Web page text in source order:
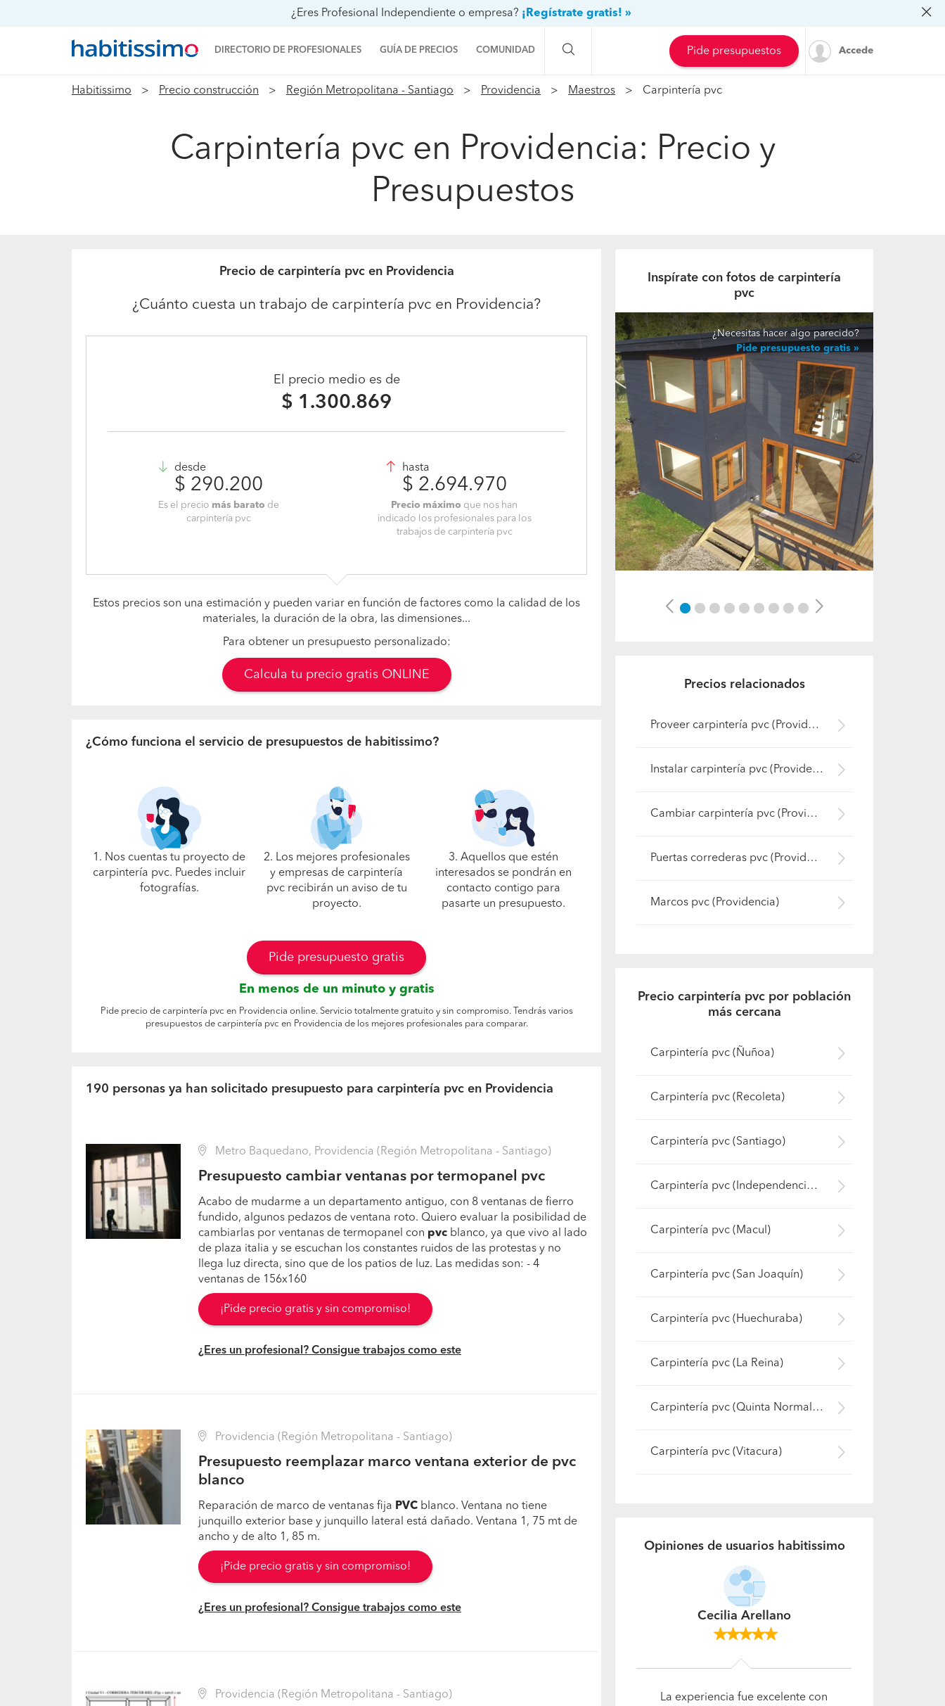
¿Eres Profesional Independiente o empresa? ¡Regístrate gratis! »
DIRECTORIO DE PROFESIONALES GUÍA DE PRECIOS COMUNIDAD
Preguntas a la comunidad
Procenter
Pide presupuestos Accede
Habitissimo Precio construcción Región Metropolitana - Santiago Providencia Maestros Carpintería pvc
Carpintería pvc en Providencia: Precio y
Presupuestos
Precio de carpintería pvc en Providencia
¿Cuánto cuesta un trabajo de carpintería pvc en Providencia?
El precio medio es de
$ 1.300.869
desde
$ 290.200
Es el precio más barato de
carpintería pvc
hasta
$ 2.694.970
Precio máximo que nos han
indicado los profesionales para los
trabajos de carpintería pvc
Estos precios son una estimación y pueden variar en función de factores como la calidad de los
materiales, la duración de la obra, las dimensiones...
Para obtener un presupuesto personalizado:
Calcula tu precio gratis ONLINE
¿Cómo funciona el servicio de presupuestos de habitissimo?
1. Nos cuentas tu proyecto de
carpintería pvc. Puedes incluir
fotografías.
2. Los mejores profesionales
y empresas de carpintería
pvc recibirán un aviso de tu
proyecto.
3. Aquellos que estén
interesados se pondrán en
contacto contigo para
pasarte un presupuesto.
Pide presupuesto gratis
En menos de un minuto y gratis
Pide precio de carpintería pvc en Providencia online. Servicio totalmente gratuito y sin compromiso. Tendrás varios
presupuestos de carpintería pvc en Providencia de los mejores profesionales para comparar.
190 personas ya han solicitado presupuesto para carpintería pvc en Providencia
Metro Baquedano, Providencia (Región Metropolitana - Santiago)
Presupuesto cambiar ventanas por termopanel pvc
Acabo de mudarme a un departamento antiguo, con 8 ventanas de fierro
fundido, algunos pedazos de ventana roto. Quiero evaluar la posibilidad de
cambiarlas por ventanas de termopanel con pvc blanco, ya que vivo al lado
de plaza italia y se escuchan los constantes ruidos de las protestas y no
llega luz directa, sino que de los patios de luz. Las medidas son: - 4
ventanas de 156x160
¡Pide precio gratis y sin compromiso!
¿Eres un profesional? Consigue trabajos como este
Providencia (Región Metropolitana - Santiago)
Presupuesto reemplazar marco ventana exterior de pvc
blanco
Reparación de marco de ventanas fija PVC blanco. Ventana no tiene
junquillo exterior base y junquillo lateral está dañado. Ventana 1, 75 mt de
ancho y de alto 1, 85 m.
¡Pide precio gratis y sin compromiso!
¿Eres un profesional? Consigue trabajos como este
Providencia (Región Metropolitana - Santiago)
Inspírate con fotos de carpintería
pvc
¿Necesitas hacer algo parecido?
Pide presupuesto gratis
Previous Next
Precios relacionados
Proveer carpintería pvc (Providencia)
Instalar carpintería pvc (Providencia)
Cambiar carpintería pvc (Providencia)
Puertas correderas pvc (Providencia)
Marcos pvc (Providencia)
Precio carpintería pvc por población
más cercana
Carpintería pvc (Ñuñoa)
Carpintería pvc (Recoleta)
Carpintería pvc (Santiago)
Carpintería pvc (Independencia)
Carpintería pvc (Macul)
Carpintería pvc (San Joaquín)
Carpintería pvc (Huechuraba)
Carpintería pvc (La Reina)
Carpintería pvc (Quinta Normal)
Carpintería pvc (Vitacura)
Opiniones de usuarios habitissimo
Cecilia Torres
Fue una muy buena experiencia,